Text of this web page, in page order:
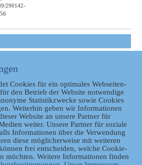
290142-
| Einbanddecke
Cookies für ein optimales Webseiten-
den Betrieb der Website notwendige
Statistikzwecke sowie Cookies
Weiterhin geben wir Informationen
Website an unsere Partner für
weiter. Unsere Partner für soziale
Informationen über die Verwendung
diese möglicherweise mit weiteren
frei entscheiden, welche Cookie-
möchten. Weitere Informationen finden